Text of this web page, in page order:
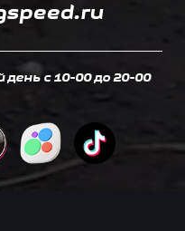
c 10-00 до 20-00